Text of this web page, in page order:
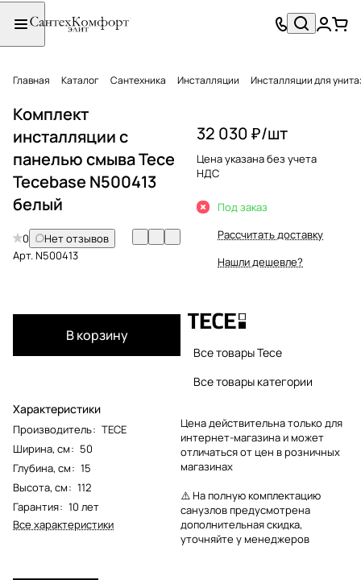
Главная Каталог Сантехника Инсталляции Инсталляции для
Комплект
инсталляции с
панелью смыва Tece
Tecebase N500413
белый
0
Нет отзывов
Арт.N500413
В корзину
Характеристики
Производитель: TECE
Ширина, см: 50
Глубина, см: 15
Высота, см: 112
Гарантия: 10 лет
Все характеристики
32 030 ₽/шт
Цена указана без учета
НДС
Под заказ
Рассчитать доставку
Нашли дешевле?
Все товары Tece
Все товары категории
Цена действительна только для
интернет-магазина и может
отличаться от цен в розничных
магазинах
⚠️ На полную комплектацию
санузлов предусмотрена
дополнительная скидка,
уточняйте у менеджеров